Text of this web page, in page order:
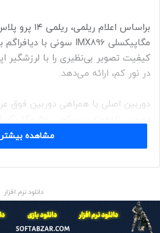
کیفیت تصویر بی‌نظیری را با لرزشگیر
در نور کم، ارائه می‌دهد.
دوربین اصلی با همراهی دوربین
برابری پشتیبانی می‌کند، تکمیل
مشاهده بیشتر
دانلود نرم افزار